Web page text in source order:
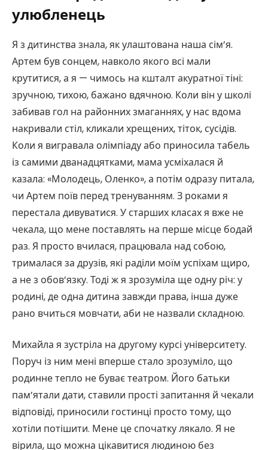
улюбленець
Я з дитинства знала, як улаштована наша сім’я.
Артем був сонцем, навколо якого всі мали
крутитися, а я — чимось на кшталт акуратної тіні:
зручною, тихою, бажано вдячною. Коли він у школі
забивав гол на районних змаганнях, у нас вдома
накривали стіл, кликали хрещених, тіток, сусідів.
Коли я вигравала олімпіаду або приносила табель
із самими дванадцятками, мама усміхалася й
казала: «Молодець, Оленко», а потім одразу питала,
чи Артем поїв перед тренуванням. З роками я
перестала дивуватися. У старших класах я вже не
чекала, що мене поставлять на перше місце бодай
раз. Я просто вчилася, працювала над собою,
трималася за друзів, які раділи моїм успіхам щиро,
а не з обов’язку. Тоді ж я зрозуміла ще одну річ: у
родині, де одна дитина завжди права, інша дуже
рано вчиться мовчати, аби не назвали складною.
Михайла я зустріла на другому курсі університету.
Поруч із ним мені вперше стало зрозуміло, що
родинне тепло не буває театром. Його батьки
пам’ятали дати, ставили прості запитання й чекали
відповіді, приносили гостинці просто тому, що
хотіли потішити. Мене це спочатку лякало. Я не
вірила, що можна цікавитися людиною без